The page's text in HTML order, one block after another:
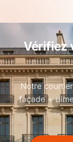
Vérifiez
Notre
façade +